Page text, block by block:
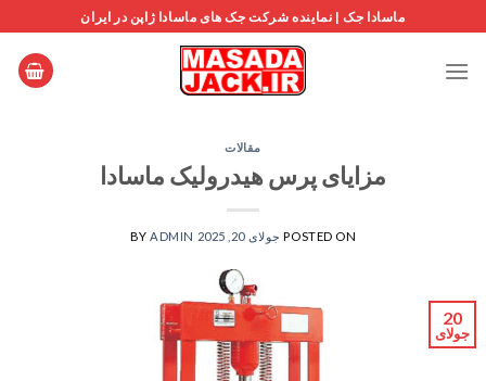
to
content
ماسادا جک | نماینده شرکت جک های ماسادا ژاپن در ایران
مقالات
مزایای پرس هیدرولیک ماسادا
POSTED ON جولای 20, 2025 BY ADMIN
20
جولای